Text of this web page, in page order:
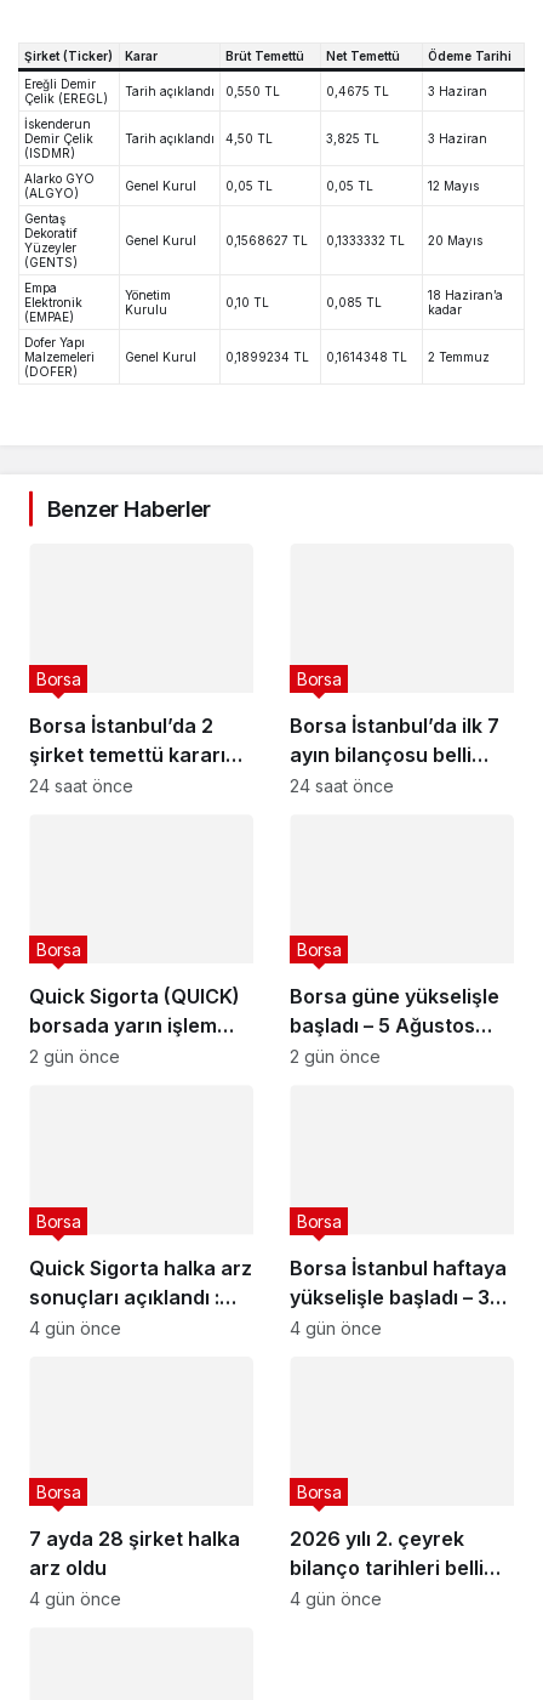
Şirket (Ticker) Karar Brüt Temettü Net Temettü
Ödeme Tarihi
Ereğli Demir
Çelik (EREGL)
Tarih açıklandı 0,550 TL 0,4675 TL 3 Haziran
İskenderun
Demir Çelik
(ISDMR)
Tarih açıklandı 4,50 TL 3,825 TL 3 Haziran
Alarko GYO
(ALGYO)
Genel Kurul 0,05 TL 0,05 TL 12 Mayıs
Gentaş
Dekoratif
Yüzeyler
(GENTS)
Genel Kurul 0,1568627 TL 0,1333332 TL 20 Mayıs
Empa
Elektronik
(EMPAE)
Yönetim
Kurulu
0,10 TL 0,085 TL
18 Haziran’a
kadar
Dofer Yapı
Malzemeleri
(DOFER)
Genel Kurul 0,1899234 TL 0,1614348 TL 2 Temmuz
Benzer Haberler
Borsa İstanbul’da 2
şirket temettü kararını
açıkladı – 6 Ağustos
Borsa
24 saat önce
Borsa İstanbul’da ilk 7
ayın bilançosu belli
oldu
Borsa
24 saat önce
Quick Sigorta (QUICK)
borsada yarın işlem
görmeye başlayacak
Borsa
2 gün önce
Borsa güne yükselişle
başladı – 5 Ağustos
2026
Borsa
2 gün önce
Quick Sigorta halka arz
sonuçları açıklandı :
Quick Sigorta (QUICK)
Borsa
4 gün önce
Borsa İstanbul haftaya
yükselişle başladı – 3
Ağustos 2026
Borsa
4 gün önce
7 ayda 28 şirket halka
arz oldu
Borsa
4 gün önce
2026 yılı 2. çeyrek
bilanço tarihleri belli
olan şirketler
Borsa
4 gün önce